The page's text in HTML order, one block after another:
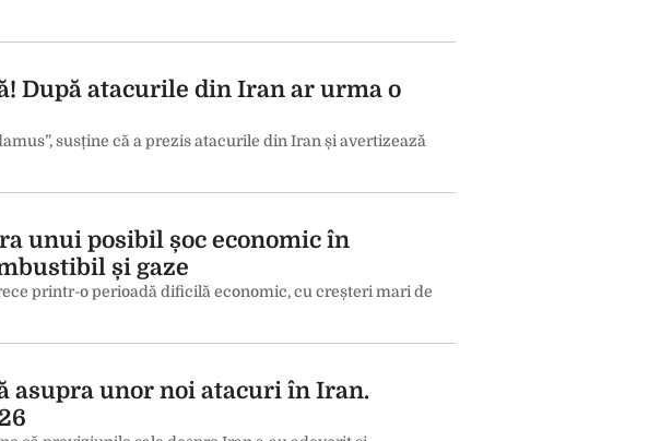
După atacurile din Iran ar urma o
susține că a prezis atacurile din Iran și avertizează
unui posibil șoc economic în
și gaze
printr-o perioadă dificilă economic, cu creșteri mari de
asupra unor noi atacuri în Iran.